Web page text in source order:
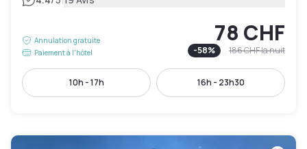
Annulation gratuite
Paiement à l'hôtel
78 CHF
-58% 186 CHFla nuit
10h - 17h 16h - 23h30